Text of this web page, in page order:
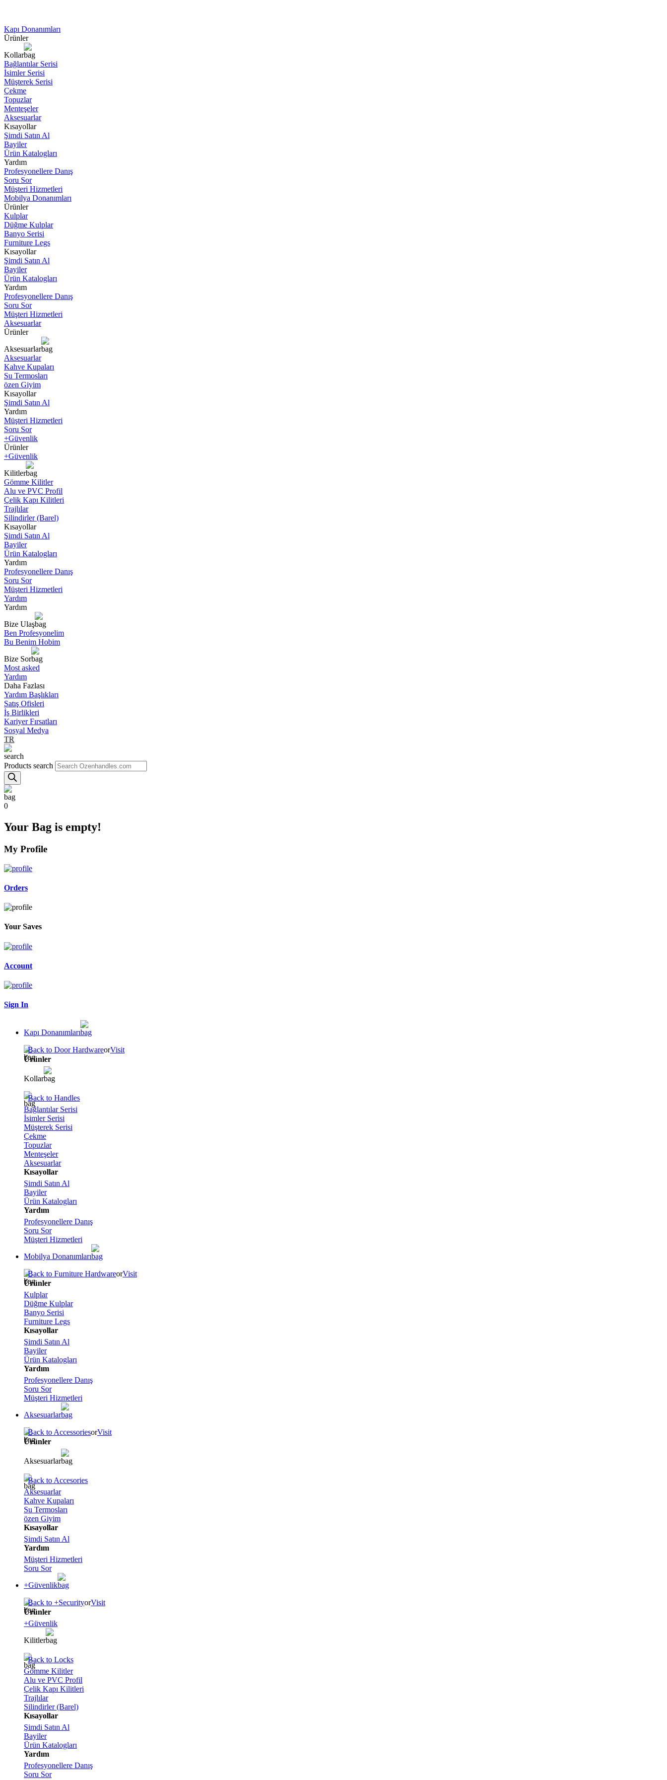
Kapı Donanımları
Ürünler
Kollar
Bağlantılar Serisi
İsimler Serisi
Müşterek Serisi
Çekme
Topuzlar
Menteşeler
Aksesuarlar
Kısayollar
Şimdi Satın Al
Bayiler
Ürün Katalogları
Yardım
Profesyonellere Danış
Soru Sor
Müşteri Hizmetleri
Mobilya Donanımları
Ürünler
Kulplar
Düğme Kulplar
Banyo Serisi
Furniture Legs
Kısayollar
Şimdi Satın Al
Bayiler
Ürün Katalogları
Yardım
Profesyonellere Danış
Soru Sor
Müşteri Hizmetleri
Aksesuarlar
Ürünler
Aksesuarlar
Aksesuarlar
Kahve Kupaları
Su Termosları
özen Giyim
Kısayollar
Şimdi Satın Al
Yardım
Müşteri Hizmetleri
Soru Sor
+Güvenlik
Ürünler
+Güvenlik
Kilitler
Gömme Kilitler
Alu ve PVC Profil
Çelik Kapı Kilitleri
Trajlılar
Silindirler (Barel)
Kısayollar
Şimdi Satın Al
Bayiler
Ürün Katalogları
Yardım
Profesyonellere Danış
Soru Sor
Müşteri Hizmetleri
Yardım
Yardım
Bize Ulaş
Ben Profesyonelim
Bu Benim Hobim
Bize Sor
Most asked
Yardım
Daha Fazlası
Yardım Başlıkları
Satış Ofisleri
İş Birlikleri
Kariyer Fırsatları
Sosyal Medya
TR
Products search
0
Your Bag is empty!
My Profile
Orders
Your Saves
Account
Sign In
Kapı Donanımları
Back to Door HardwareorVisit
Ürünler
Kollar
Back to Handles
Bağlantılar Serisi
İsimler Serisi
Müşterek Serisi
Çekme
Topuzlar
Menteşeler
Aksesuarlar
Kısayollar
Şimdi Satın Al
Bayiler
Ürün Katalogları
Yardım
Profesyonellere Danış
Soru Sor
Müşteri Hizmetleri
Mobilya Donanımları
Back to Furniture HardwareorVisit
Ürünler
Kulplar
Düğme Kulplar
Banyo Serisi
Furniture Legs
Kısayollar
Şimdi Satın Al
Bayiler
Ürün Katalogları
Yardım
Profesyonellere Danış
Soru Sor
Müşteri Hizmetleri
Aksesuarlar
Back to AccessoriesorVisit
Ürünler
Aksesuarlar
Back to Accesories
Aksesuarlar
Kahve Kupaları
Su Termosları
özen Giyim
Kısayollar
Şimdi Satın Al
Yardım
Müşteri Hizmetleri
Soru Sor
+Güvenlik
Back to +SecurityorVisit
Ürünler
+Güvenlik
Kilitler
Back to Locks
Gömme Kilitler
Alu ve PVC Profil
Çelik Kapı Kilitleri
Trajlılar
Silindirler (Barel)
Kısayollar
Şimdi Satın Al
Bayiler
Ürün Katalogları
Yardım
Profesyonellere Danış
Soru Sor